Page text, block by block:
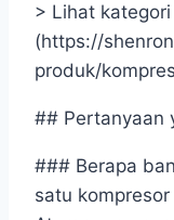
> Lihat
(https://
produk/
## Pertanyaan
### Berapa
satu